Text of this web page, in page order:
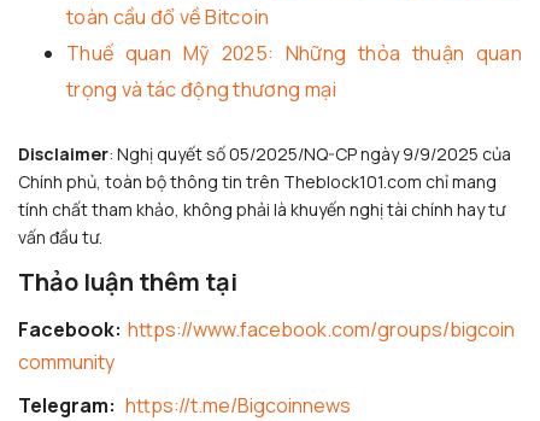
toàn cầu đổ về Bitcoin
Thuế quan Mỹ 2025: Những thỏa thuận quan
trọng và tác động thương mại
Disclaimer: Nghị quyết số 05/2025/NQ-CP ngày 9/9/2025 của
Chính phủ, toàn bộ thông tin trên Theblock101.com chỉ mang
tính chất tham khảo, không phải là khuyến nghị tài chính hay tư
vấn đầu tư.
Thảo luận thêm tại
Facebook: https://www.facebook.com/groups/bigcoin
community
Telegram: https://t.me/Bigcoinnews